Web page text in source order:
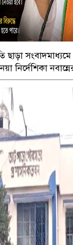
ছাড়া
নির্দেশিকা